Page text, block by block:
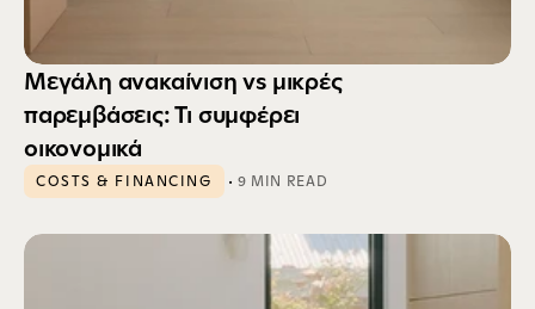
Μεγάλη ανακαίνιση vs μικρές
παρεμβάσεις: Τι συμφέρει
οικονομικά
COSTS & FINANCING · 9 MIN READ